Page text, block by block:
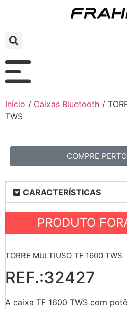
Início / Caixas Bluetooth /
TWS
COMPRE
CARACTERÍSTICAS
PRODUTO
TORRE MULTIUSO TF 1600 TWS
REF.:32427
A caixa TF 1600 TWS com